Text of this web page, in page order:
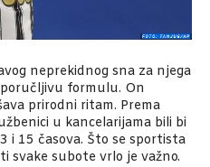
neprekidnog sna za njega
formulu. On
prirodni ritam. Prema
u kancelarijama bili bi
i 15 časova. Što se sportista
svake subote vrlo je važno.